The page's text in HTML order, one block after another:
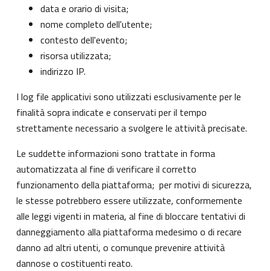
data e orario di visita;
nome completo dell'utente;
contesto dell'evento;
risorsa utilizzata;
indirizzo IP.
I log file applicativi sono utilizzati esclusivamente per le
finalità sopra indicate e conservati per il tempo
strettamente necessario a svolgere le attività precisate.
Le suddette informazioni sono trattate in forma
automatizzata al fine di verificare il corretto
funzionamento della piattaforma; per motivi di sicurezza,
le stesse potrebbero essere utilizzate, conformemente
alle leggi vigenti in materia, al fine di bloccare tentativi di
danneggiamento alla piattaforma medesimo o di recare
danno ad altri utenti, o comunque prevenire attività
dannose o costituenti reato.